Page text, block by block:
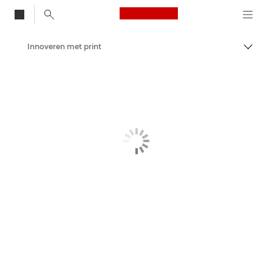
Canon Logo, back
Innoveren met print